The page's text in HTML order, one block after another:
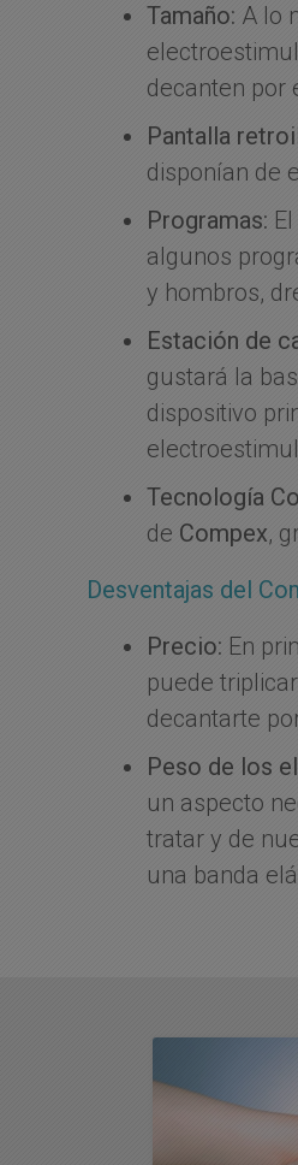
Tamaño: A lo
decanten por
Pantalla
disponían de
Programas:
algunos
y hombros,
Estación de
gustará la
dispositivo
Tecnología
de Compex,
Desventajas del
Precio: En
puede
decantarte
Peso de los
un aspecto
tratar y de
una banda